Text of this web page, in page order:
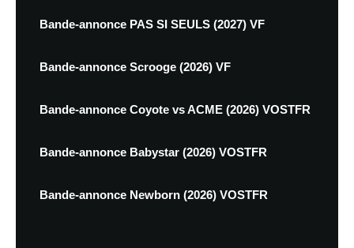
Bande-annonce PAS SI SEULS (2027) VF
Bande-annonce Scrooge (2026) VF
Bande-annonce Coyote vs ACME (2026) VOSTFR
Bande-annonce Babystar (2026) VOSTFR
Bande-annonce Newborn (2026) VOSTFR